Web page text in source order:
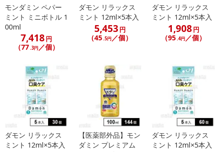
モンダミン ペパー
ミント ミニボトル 1
00ml
7,418円
（77.3円／個）
ダモン リラックス
ミント 12ml×5本入
5,453円
（45.5円／個）
ダモン リラックス
ミント 12ml×5本入
1,908円
（95.4円／個）
ダモン リラックス
ミント 12ml×5本入
【医薬部外品】モン
ダミン プレミアム
ダモン リラックス
ミント 12ml×5本入